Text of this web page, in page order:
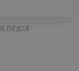
negra